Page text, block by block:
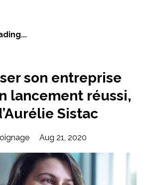
son entreprise
lancement réussi,
Sistac
Aug 21, 2020